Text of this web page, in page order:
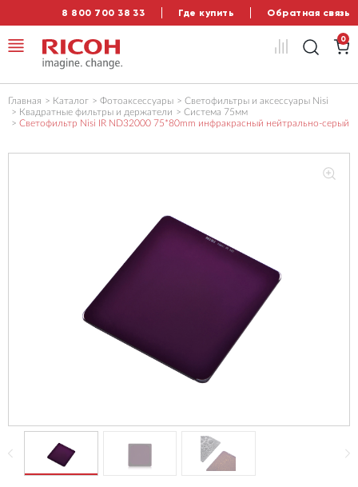
8 800 700 38 33 Где купить Обратная связь
0
Главная Каталог Фотоаксессуары
Светофильтры и аксессуары Nisi
Квадратные фильтры и держатели
Система 75мм
Светофильтр Nisi IR ND32000 75*80mm инфракрасный нейтрально-серый